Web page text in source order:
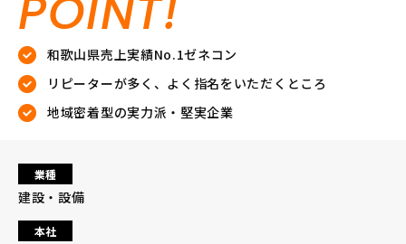
和歌山県売上実績No.1ゼネコン
リピーターが多く、よく指名をいただくところ
地域密着型の実力派・堅実企業
業種
建設・設備
本社